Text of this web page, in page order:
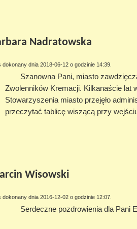
Nadratowska
dokonany dnia 2018-06-12 o godzinie 14:39.
Szanowna Pani, miasto
Zwolenników Kremacji. Kilkanaście lat
Stowarzyszenia miasto przejęło
przeczytać tablicę wiszącą przy
Wisowski
dokonany dnia 2016-12-02 o godzinie 12:07.
Serdeczne pozdrowienia dla Pani